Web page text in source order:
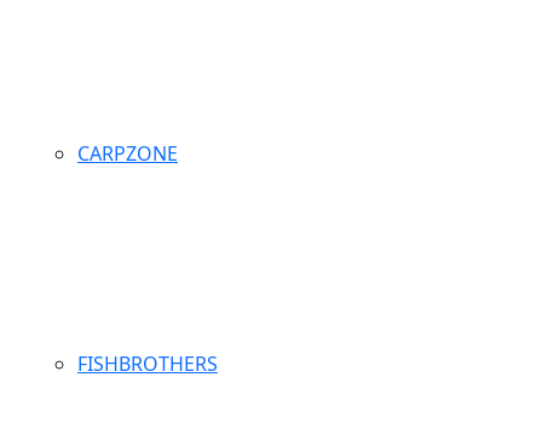
CARPZONE
FISHBROTHERS